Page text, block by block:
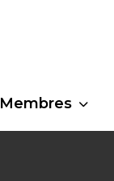
Membres